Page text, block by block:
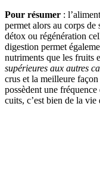
Pour résumer :
permet alors au corps de
détox ou régénération
digestion permet
nutriments que les fruits
supérieures aux autres
crus et la meilleure
possèdent une
cuits, c’est bien de la